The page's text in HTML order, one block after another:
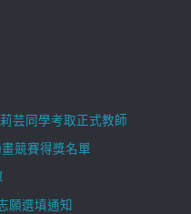
芸同學考取正式教師
競賽得獎名單
願選填通知